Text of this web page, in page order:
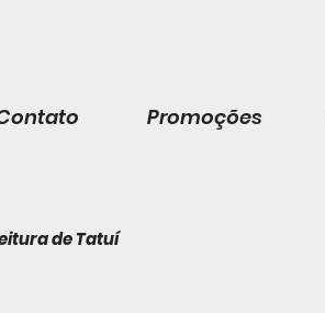
Promoções
de Tatuí